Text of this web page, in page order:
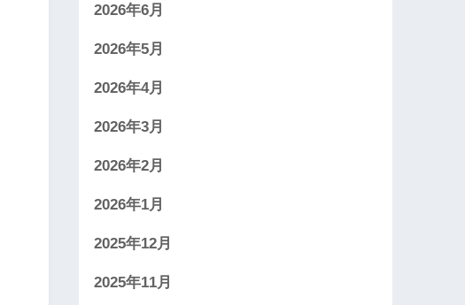
2026年6月
2026年5月
2026年4月
2026年3月
2026年2月
2026年1月
2025年12月
2025年11月